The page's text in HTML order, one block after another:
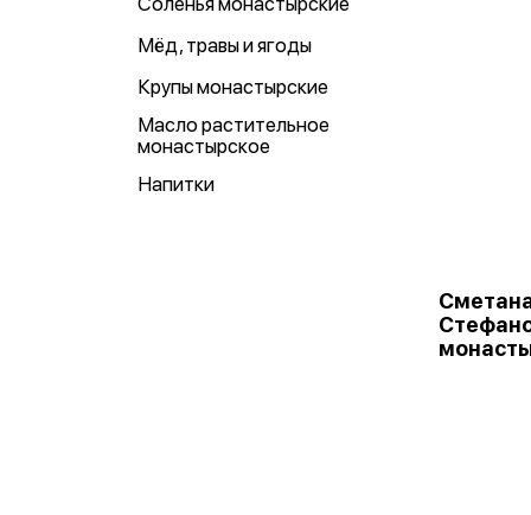
Мёд, травы и ягоды
Крупы монастырские
Масло растительное
монастырское
Напитки